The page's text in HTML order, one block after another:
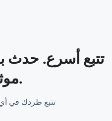
تتبع أسرع. حدث
موثوق.
تتبع طردك في